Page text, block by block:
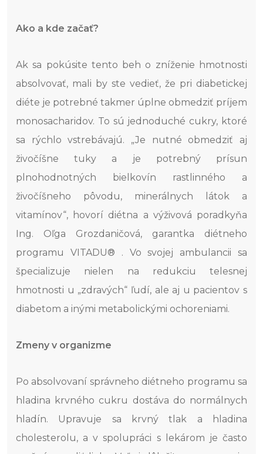
Ako a kde začať?
Ak sa pokúsite tento beh o zníženie hmotnosti
absolvovať, mali by ste vedieť, že pri diabetickej
diéte je potrebné takmer úplne obmedziť príjem
monosacharidov. To sú jednoduché cukry, ktoré
sa rýchlo vstrebávajú. „Je nutné obmedziť aj
živočíšne tuky a je potrebný prísun
plnohodnotných bielkovín rastlinného a
živočíšneho pôvodu, minerálnych látok a
vitamínov“, hovorí diétna a výživová poradkyňa
Ing. Oľga Grozdaničová, garantka diétneho
programu VITADU® . Vo svojej ambulancii sa
špecializuje nielen na redukciu telesnej
hmotnosti u „zdravých“ ľudí, ale aj u pacientov s
diabetom a inými metabolickými ochoreniami.
Zmeny v organizme
Po absolvovaní správneho diétneho programu sa
hladina krvného cukru dostáva do normálnych
hladín. Upravuje sa krvný tlak a hladina
cholesterolu, a v spolupráci s lekárom je často